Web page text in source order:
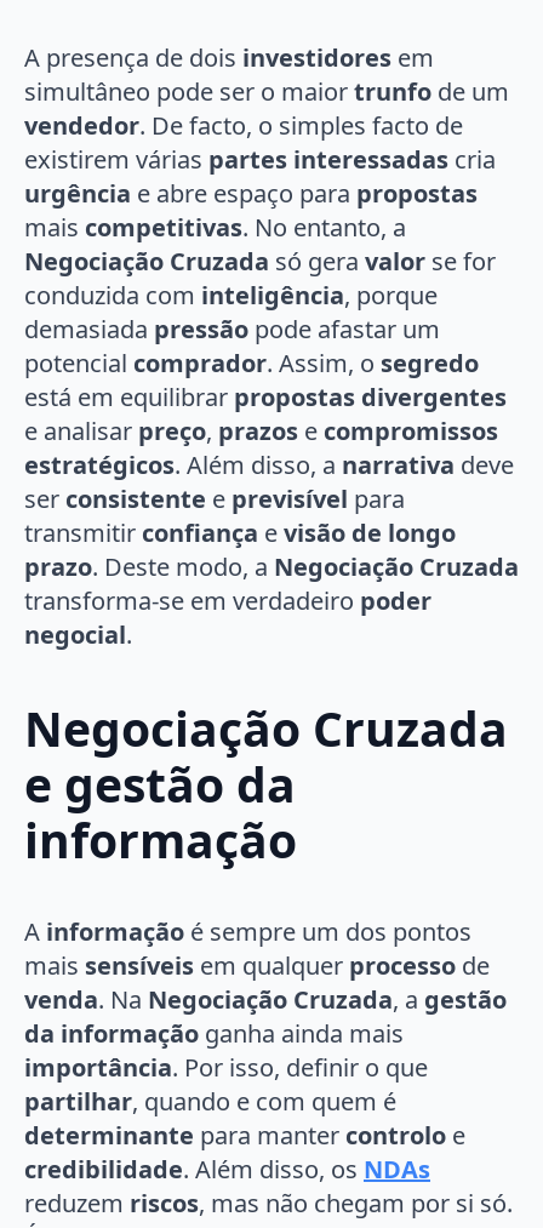
A presença de dois investidores em
simultâneo pode ser o maiortrunfo de um
vendedor. De facto, o simples facto de
existirem várias partes interessadas cria
urgência e abre espaço para propostas
mais competitivas. No entanto, a
Negociação Cruzada só gera valor se for
conduzida com inteligência, porque
demasiada pressão pode afastar um
potencial comprador. Assim, o segredo
está em equilibrar propostas divergentes
e analisar preço, prazos e compromissos
estratégicos. Além disso, a narrativa deve
ser consistente e previsível para
transmitir confiança evisão de longo
prazo. Deste modo, a Negociação Cruzada
transforma-se em verdadeiro poder
negocial.
Negociação Cruzada
e gestão da
informação
A informação é sempre um dos pontos
mais sensíveis em qualquer processo de
venda. Na Negociação Cruzada, a gestão
da informação ganha ainda mais
importância. Por isso, definir o que
partilhar, quando e com quem é
determinante para manter controlo e
credibilidade. Além disso, os NDAs
reduzem riscos, mas não chegam por si só.